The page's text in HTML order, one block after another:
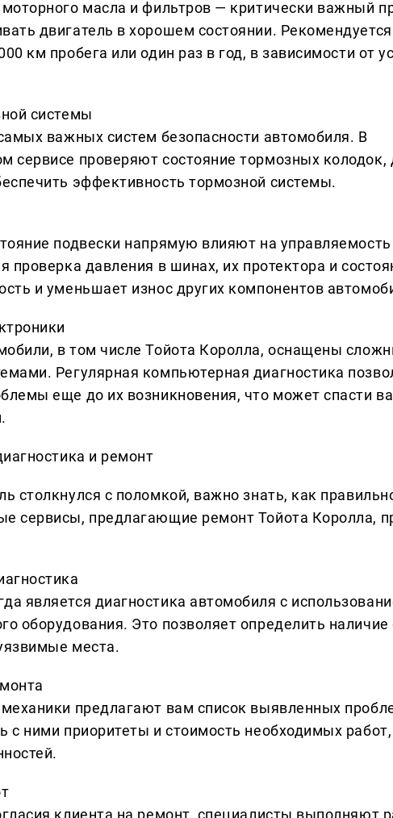
масла и фильтров — критически важный
двигатель в хорошем состоянии.
км пробега или один раз в год, в зависимости от
системы
важных систем безопасности автомобиля. В
сервисе проверяют состояние тормозных колодок,
эффективность тормозной системы.
подвески напрямую влияют на
проверка давления в шинах, их протектора и
и уменьшает износ других компонентов
в том числе Тойота Королла, оснащены
Регулярная компьютерная диагностика
еще до их возникновения, что может спасти
и ремонт
столкнулся с поломкой, важно знать, как
сервисы, предлагающие ремонт Тойота Королла,
является диагностика автомобиля с
оборудования. Это позволяет определить
места.
предлагают вам список выявленных
с ними приоритеты и стоимость необходимых работ,
клиента на ремонт, специалисты выполняют